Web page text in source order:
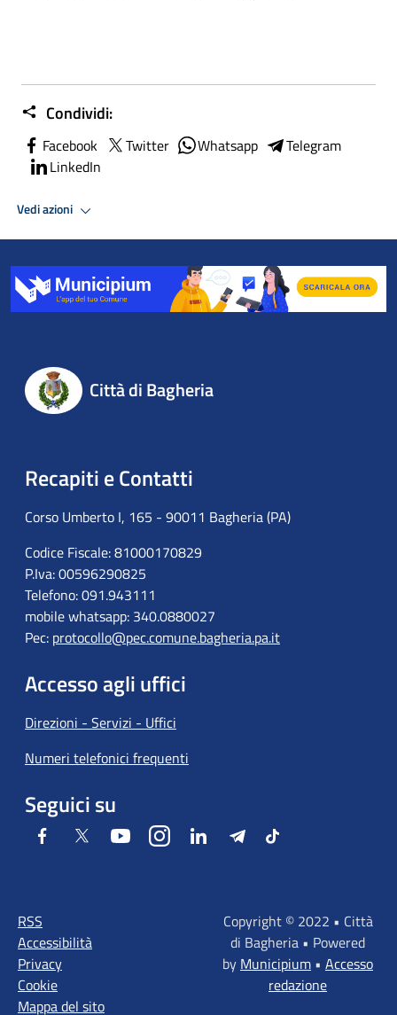
Condividi:
Facebook Twitter Whatsapp
Telegram
LinkedIn
Vedi azioni
Città di Bagheria
Recapiti e Contatti
Corso Umberto I, 165 - 90011 Bagheria (PA)
Codice Fiscale: 81000170829
P.Iva: 00596290825
Telefono: 091.943111
mobile whatsapp: 340.0880027
Pec: protocollo@pec.comune.bagheria.pa.it
Accesso agli uffici
Direzioni - Servizi - Uffici
Numeri telefonici frequenti
Seguici su
Facebook Twitter YoutubeInstagramLinkedIn TelegramTiktok
RSS
Accessibilità
Privacy
Cookie
Mappa del sito
Copyright © 2022 • Città
di Bagheria • Powered
by Municipium • Accesso
redazione